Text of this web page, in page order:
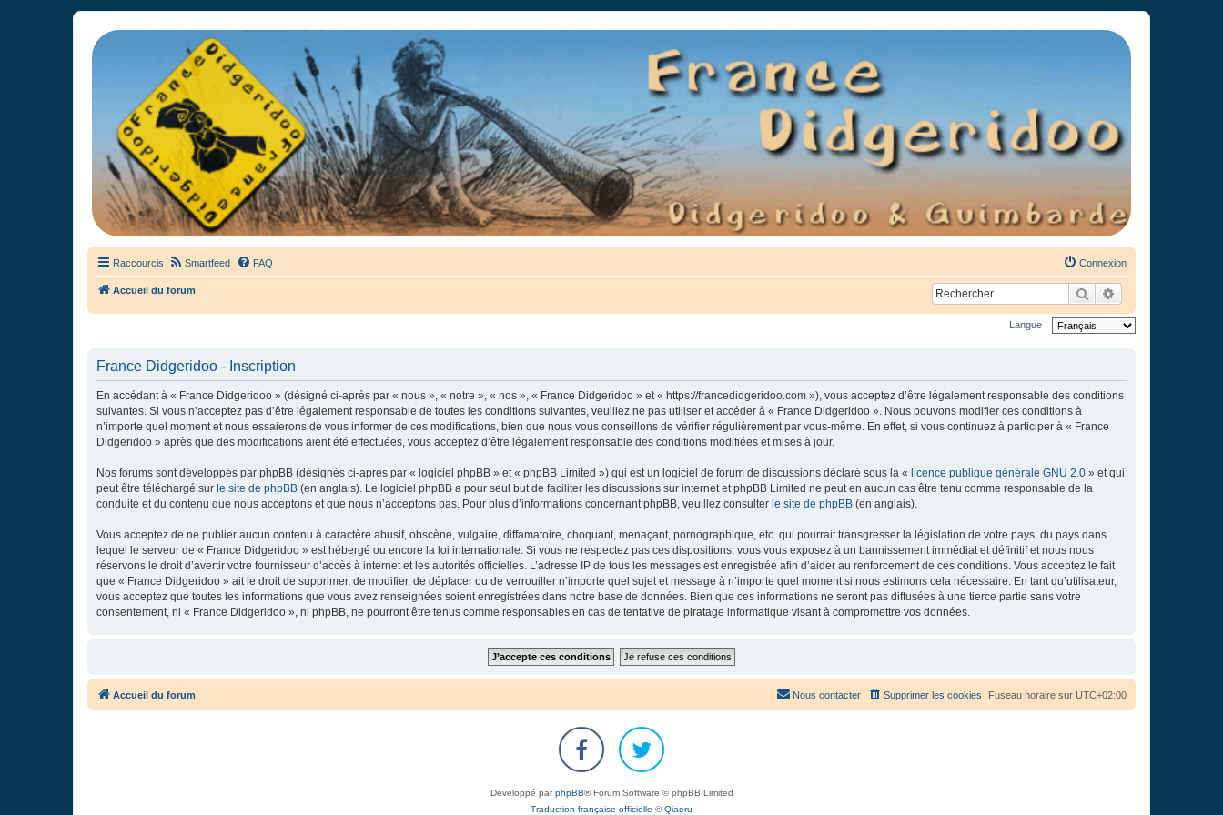
France Didgeridoo
Didgeridoo et Guimbarde sur France Didgeridoo - retrouvez la communauté.
Raccourcis Smartfeed FAQ Connexion
Accueil du forum Rechercher
Langue :
France Didgeridoo - Inscription
En accédant à « France Didgeridoo » (désigné ci-après par « nous », « notre », « nos », « France Didgeridoo » et « https://francedidgeridoo.com »), vous acceptez d’être légalement responsable des conditions
suivantes. Si vous n’acceptez pas d’être légalement responsable de toutes les conditions suivantes, veuillez ne pas utiliser et accéder à « France Didgeridoo ». Nous pouvons modifier ces conditions à
n’importe quel moment et nous essaierons de vous informer de ces modifications, bien que nous vous conseillons de vérifier régulièrement par vous-même. En effet, si vous continuez à participer à « France
Didgeridoo » après que des modifications aient été effectuées, vous acceptez d’être légalement responsable des conditions modifiées et mises à jour.
Nos forums sont développés par phpBB (désignés ci-après par « logiciel phpBB » et « phpBB Limited ») qui est un logiciel de forum de discussions déclaré sous la « licence publique générale GNU 2.0 » et qui
peut être téléchargé sur le site de phpBB (en anglais). Le logiciel phpBB a pour seul but de faciliter les discussions sur internet et phpBB Limited ne peut en aucun cas être tenu comme responsable de la
conduite et du contenu que nous acceptons et que nous n’acceptons pas. Pour plus d’informations concernant phpBB, veuillez consulter le site de phpBB (en anglais).
Vous acceptez de ne publier aucun contenu à caractère abusif, obscène, vulgaire, diffamatoire, choquant, menaçant, pornographique, etc. qui pourrait transgresser la législation de votre pays, du pays dans
lequel le serveur de « France Didgeridoo » est hébergé ou encore la loi internationale. Si vous ne respectez pas ces dispositions, vous vous exposez à un bannissement immédiat et définitif et nous nous
réservons le droit d’avertir votre fournisseur d’accès à internet et les autorités officielles. L’adresse IP de tous les messages est enregistrée afin d’aider au renforcement de ces conditions. Vous acceptez le fait
que « France Didgeridoo » ait le droit de supprimer, de modifier, de déplacer ou de verrouiller n’importe quel sujet et message à n’importe quel moment si nous estimons cela nécessaire. En tant qu’utilisateur,
vous acceptez que toutes les informations que vous avez renseignées soient enregistrées dans notre base de données. Bien que ces informations ne seront pas diffusées à une tierce partie sans votre
consentement, ni « France Didgeridoo », ni phpBB, ne pourront être tenus comme responsables en cas de tentative de piratage informatique visant à compromettre vos données.
Accueil du forum Fuseau horaire sur UTC+02:00
Supprimer les cookies
Nous contacter
Développé parphpBB® Forum Software © phpBB Limited
Traduction française officielle ©Qiaeru